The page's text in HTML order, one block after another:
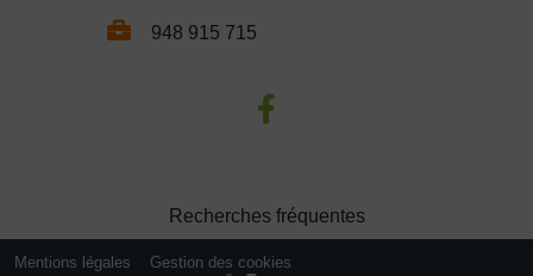
948 915 715
Recherches fréquentes
Mentions légales Gestion des cookies